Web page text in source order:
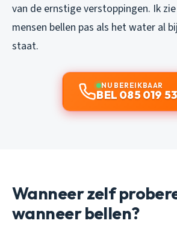
van de ernstige verstoppingen. Ik
mensen bellen pas als het water al
staat.
NU BEREIKBAAR
BEL 085 019
Wanneer zelf
wanneer bellen?